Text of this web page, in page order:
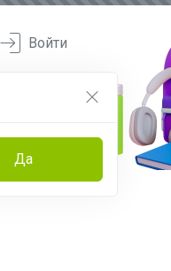
Да
Войти